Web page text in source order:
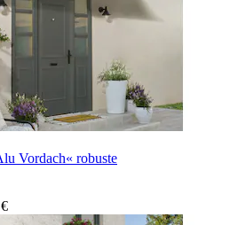
Vordach« robuste